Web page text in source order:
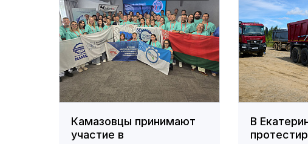
Камазовцы принимают
участие в
В